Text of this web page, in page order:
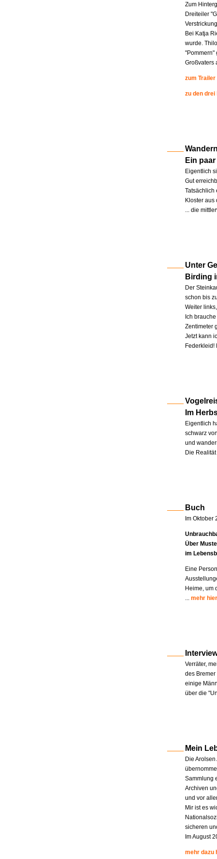
Zum
Dreiteiler
Bei Katja
wurde.
"Pommern"
Großvaters
zum Trailer
zu den
Ein
Eigentlich
Gut
Tatsächlich
Kloster
... die
Unter
Birding
Der
schon bis
Weiter
Ich
Zentimeter
Jetzt kann
Im
Eigentlich
schwarz
und
Die
Buch
Im Oktober
Über
im
Eine
Heime, um
... mehr hier
Verräter,
des
einige
über die
Mein
Die
Sammlung
Archiven
und vor
Mir ist es
sicheren
Im August
mehr dazu